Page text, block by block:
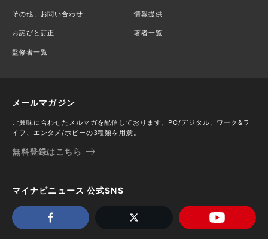
その他、お問い合わせ 情報提供
お詫びと訂正 著者一覧
監修者一覧
メールマガジン
ご興味に合わせたメルマガを配信しております。PC/デジタル、ワーク&ラ
イフ、エンタメ/ホビーの3種類を用意。
無料登録はこちら
マイナビニュース 公式SNS